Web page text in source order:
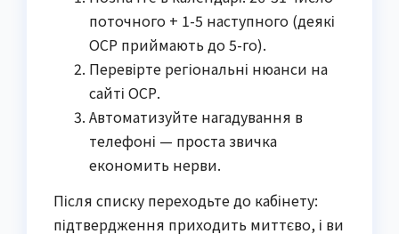
поточного + 1-5 наступного (деякі
ОСР приймають до 5-го).
Перевірте регіональні нюанси на
сайті ОСР.
Автоматизуйте нагадування в
телефоні — проста звичка
економить нерви.
Після списку переходьте до кабінету:
підтвердження приходить миттєво, і ви